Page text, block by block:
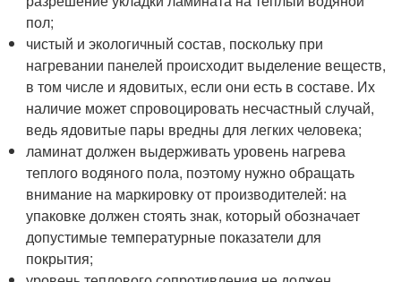
пол;
чистый и экологичный состав, поскольку при
нагревании панелей происходит выделение веществ,
в том числе и ядовитых, если они есть в составе. Их
наличие может спровоцировать несчастный случай,
ведь ядовитые пары вредны для легких человека;
ламинат должен выдерживать уровень нагрева
теплого водяного пола, поэтому нужно обращать
внимание на маркировку от производителей: на
упаковке должен стоять знак, который обозначает
допустимые температурные показатели для
покрытия;